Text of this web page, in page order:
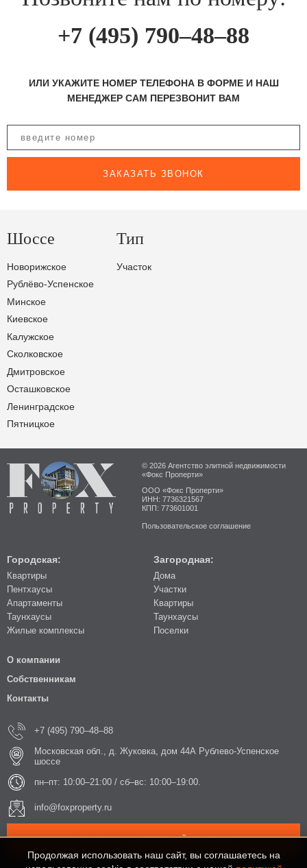
+7 (495) 790–48–88
ИЛИ УКАЖИТЕ НОМЕР ТЕЛЕФОНА В ФОРМЕ И НАШ
МЕНЕДЖЕР САМ ПЕРЕЗВОНИТ ВАМ
ЗАКАЗАТЬ ЗВОНОК
Шоссе
Новорижское
Рублёво-Успенское
Минское
Киевское
Калужское
Сколковское
Дмитровское
Осташковское
Ленинградское
Пятницкое
Тип
Участок
© 2026 Агентство элитной недвижимости
«Фокс Проперти»
ООО «Фокс Проперти»
ИНН: 7736321567
КПП: 773601001
Пользовательское соглашение
Городская:
Квартиры
Пентхаусы
Апартаменты
Таунхаусы
Жилые комплексы
Загородная:
Дома
Участки
Квартиры
Таунхаусы
Поселки
О компании
Собственникам
Контакты
+7 (495) 790–48–88
Московская обл., д. Жуковка, дом 44А Рублево-Успенское
шоссе
пн–пт: 10:00–21:00 / сб–вс: 10:00–19:00.
info@foxproperty.ru
ЗАКАЗАТЬ ОБРАТНЫЙ ЗВОНОК
Продолжая использовать наш сайт, вы соглашаетесь на